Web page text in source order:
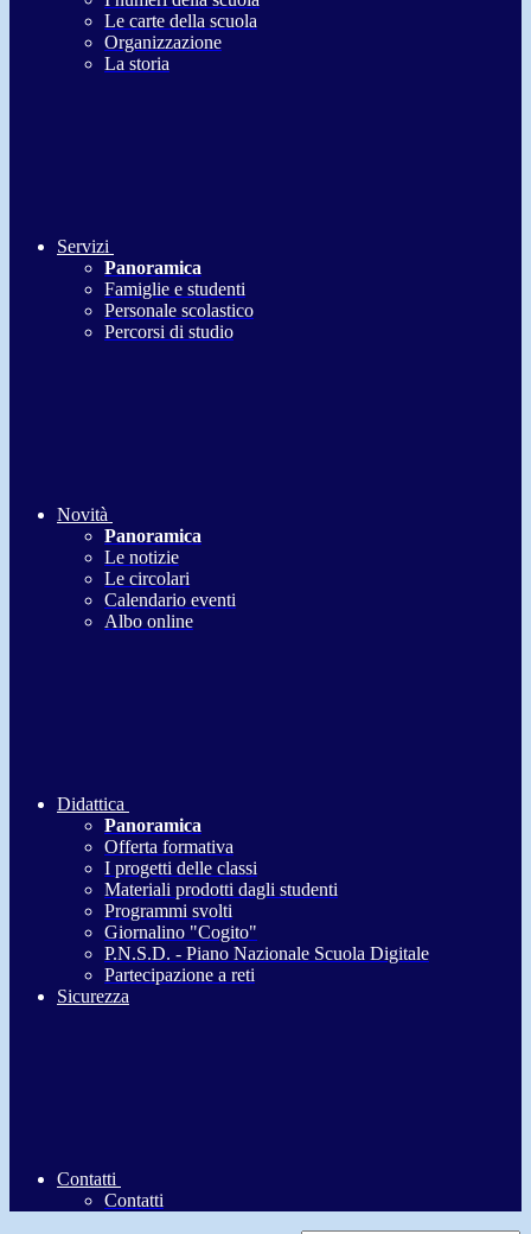
Le carte della scuola
Organizzazione
La storia
Servizi
Panoramica
Famiglie e studenti
Personale scolastico
Percorsi di studio
Novità
Panoramica
Le notizie
Le circolari
Calendario eventi
Albo online
Didattica
Panoramica
Offerta formativa
I progetti delle classi
Materiali prodotti dagli studenti
Programmi svolti
Giornalino "Cogito"
P.N.S.D. - Piano Nazionale Scuola Digitale
Partecipazione a reti
Sicurezza
Contatti
Contatti